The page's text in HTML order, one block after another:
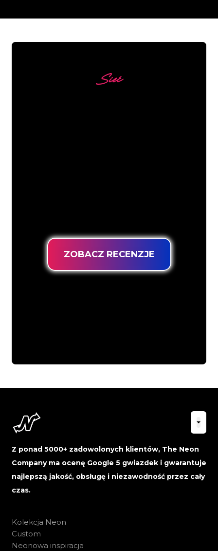
Sieć
ZOBACZ RECENZJE
Z ponad 5000+ zadowolonych klientów, The Neon
Company ma ocenę Google 5 gwiazdek i gwarantuje
najlepszą jakość, obsługę i niezawodność przez cały
czas.
Kolekcja Neon
Custom
Neonowa inspiracja